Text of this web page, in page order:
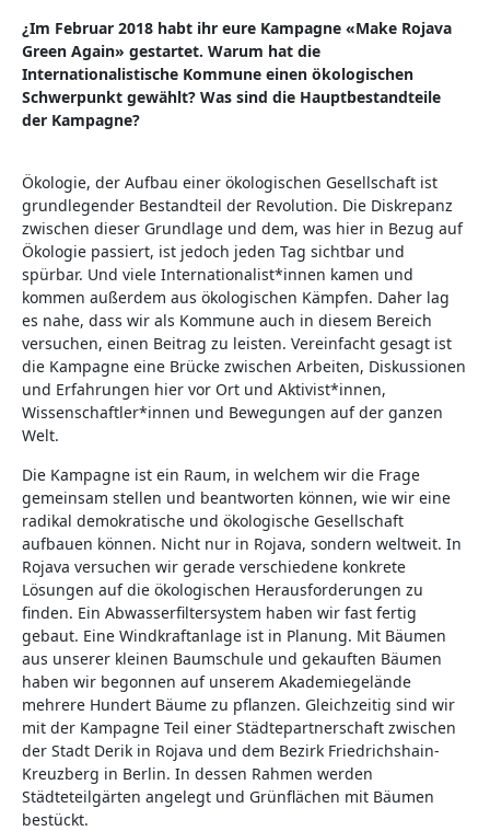
¿Im Februar 2018 habt ihr eure Kampagne «Make Rojava
Green Again» gestartet. Warum hat die
Internationalistische Kommune einen ökologischen
Schwerpunkt gewählt? Was sind die Hauptbestandteile
der Kampagne?
Ökologie, der Aufbau einer ökologischen Gesellschaft ist
grundlegender Bestandteil der Revolution. Die Diskrepanz
zwischen dieser Grundlage und dem, was hier in Bezug auf
Ökologie passiert, ist jedoch jeden Tag sichtbar und
spürbar. Und viele Internationalist*innen kamen und
kommen außerdem aus ökologischen Kämpfen. Daher lag
es nahe, dass wir als Kommune auch in diesem Bereich
versuchen, einen Beitrag zu leisten. Vereinfacht gesagt ist
die Kampagne eine Brücke zwischen Arbeiten, Diskussionen
und Erfahrungen hier vor Ort und Aktivist*innen,
Wissenschaftler*innen und Bewegungen auf der ganzen
Welt.
Die Kampagne ist ein Raum, in welchem wir die Frage
gemeinsam stellen und beantworten können, wie wir eine
radikal demokratische und ökologische Gesellschaft
aufbauen können. Nicht nur in Rojava, sondern weltweit. In
Rojava versuchen wir gerade verschiedene konkrete
Lösungen auf die ökologischen Herausforderungen zu
finden. Ein Abwasserfiltersystem haben wir fast fertig
gebaut. Eine Windkraftanlage ist in Planung. Mit Bäumen
aus unserer kleinen Baumschule und gekauften Bäumen
haben wir begonnen auf unserem Akademiegelände
mehrere Hundert Bäume zu pflanzen. Gleichzeitig sind wir
mit der Kampagne Teil einer Städtepartnerschaft zwischen
der Stadt Derik in Rojava und dem Bezirk Friedrichshain-
Kreuzberg in Berlin. In dessen Rahmen werden
Städteteilgärten angelegt und Grünflächen mit Bäumen
bestückt.